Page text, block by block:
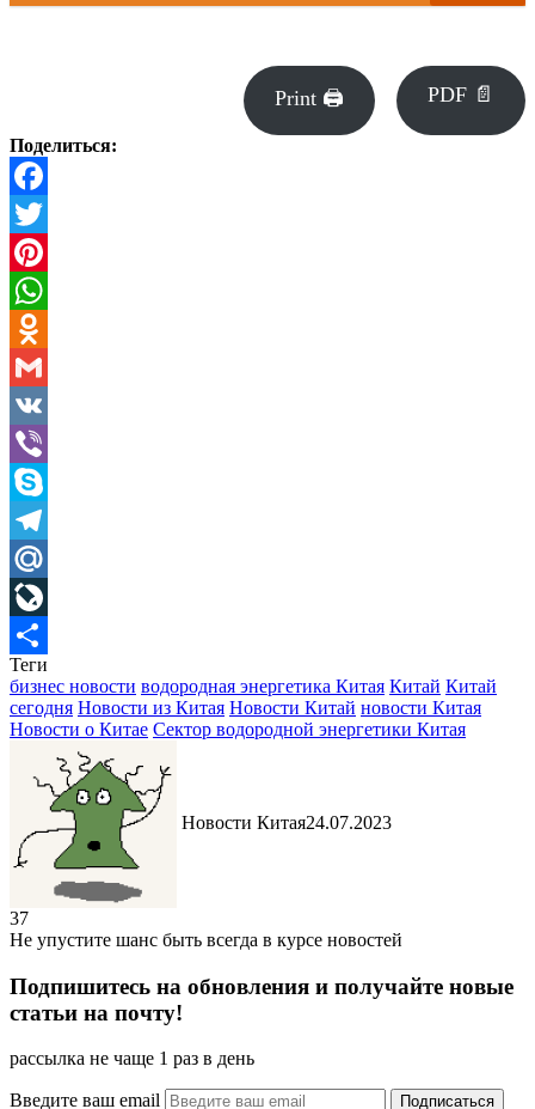
Print 🖨 PDF 📄
Поделиться:
Facebook
Twitter
Pinterest
WhatsApp
Odnoklassniki
Gmail
VK
Viber
Skype
Telegram
Mail.Ru
LiveJournal
Отправить
Теги
бизнес новости водородная энергетика Китая Китай Китай
сегодня Новости из Китая Новости Китай новости Китая
Новости о Китае Сектор водородной энергетики Китая
Новости Китая24.07.2023
37
Не упустите шанс быть всегда в курсе новостей
Подпишитесь на обновления и получайте новые
статьи на почту!
рассылка не чаще 1 раз в день
Введите ваш email